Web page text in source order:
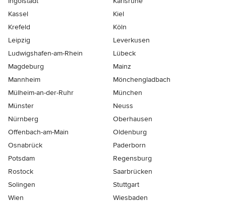
Kassel
Kiel
Krefeld
Köln
Leipzig
Leverkusen
Ludwigshafen-am-Rhein
Lübeck
Magdeburg
Mainz
Mannheim
Mönchen­gladbach
Mülheim-an-der-Ruhr
München
Münster
Neuss
Nürnberg
Oberhausen
Offenbach-am-Main
Oldenburg
Osnabrück
Paderborn
Potsdam
Regensburg
Rostock
Saarbrücken
Solingen
Stuttgart
Wien
Wiesbaden